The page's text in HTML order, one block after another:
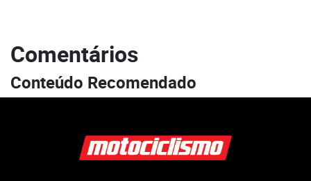
Comentários
Conteúdo Recomendado